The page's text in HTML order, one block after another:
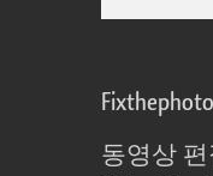
Fixthephoto
동영상